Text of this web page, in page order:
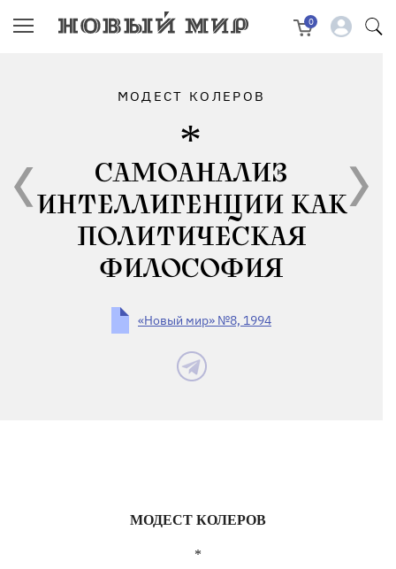
0
МОДЕСТ КОЛЕРОВ
САМОАНАЛИЗ
ИНТЕЛЛИГЕНЦИИ КАК
ПОЛИТИЧЕСКАЯ
ФИЛОСОФИЯ
«Новый мир» №8, 1994
МОДЕСТ КОЛЕРОВ
*